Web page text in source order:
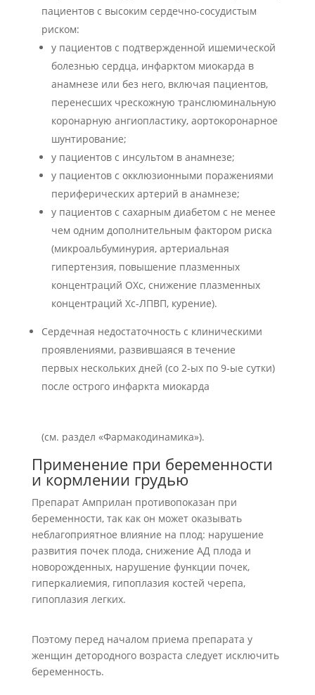
пациентов с высоким сердечно-сосудистым
риском:
у пациентов с подтвержденной ишемической
болезнью сердца, инфарктом миокарда в
анамнезе или без него, включая пациентов,
перенесших чрескожную транслюминальную
коронарную ангиопластику, аортокоронарное
шунтирование;
у пациентов с инсультом в анамнезе;
у пациентов с окклюзионными поражениями
периферических артерий в анамнезе;
у пациентов с сахарным диабетом с не менее
чем одним дополнительным фактором риска
(микроальбуминурия, артериальная
гипертензия, повышение плазменных
концентраций ОХс, снижение плазменных
концентраций Хс-ЛПВП, курение).
Сердечная недостаточность с клиническими
проявлениями, развившаяся в течение
первых нескольких дней (со 2-ых по 9-ые сутки)
после острого инфаркта миокарда
(см. раздел «Фармакодинамика»).
Применение при беременности
и кормлении грудью
Препарат Амприлан противопоказан при
беременности, так как он может оказывать
неблагоприятное влияние на плод: нарушение
развития почек плода, снижение АД плода и
новорожденных, нарушение функции почек,
гиперкалиемия, гипоплазия костей черепа,
гипоплазия легких.
Поэтому перед началом приема препарата у
женщин детородного возраста следует исключить
беременность.